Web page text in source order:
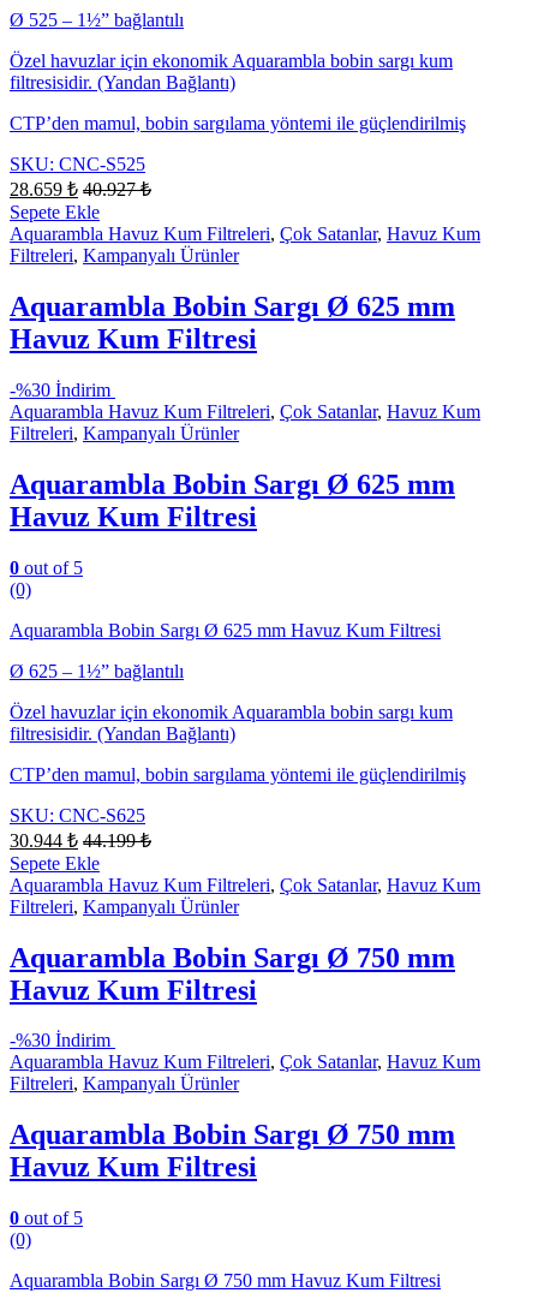
Ø 525 – 1½” bağlantılı
Özel havuzlar için ekonomik Aquarambla bobin sargı kum
filtresisidir. (Yandan Bağlantı)
CTP’den mamul, bobin sargılama yöntemi ile güçlendirilmiş
SKU: CNC-S525
28.659 ₺ 40.927₺
Sepete Ekle
Aquarambla Havuz Kum Filtreleri, Çok Satanlar, Havuz Kum
Filtreleri, Kampanyalı Ürünler
Aquarambla Bobin Sargı Ø 625 mm
Havuz Kum Filtresi
-%30 İndirim
Aquarambla Havuz Kum Filtreleri, Çok Satanlar, Havuz Kum
Filtreleri, Kampanyalı Ürünler
Aquarambla Bobin Sargı Ø 625 mm
Havuz Kum Filtresi
0 out of 5
(0)
Aquarambla Bobin Sargı Ø 625 mm Havuz Kum Filtresi
Ø 625 – 1½” bağlantılı
Özel havuzlar için ekonomik Aquarambla bobin sargı kum
filtresisidir. (Yandan Bağlantı)
CTP’den mamul, bobin sargılama yöntemi ile güçlendirilmiş
SKU: CNC-S625
30.944 ₺ 44.199₺
Sepete Ekle
Aquarambla Havuz Kum Filtreleri, Çok Satanlar, Havuz Kum
Filtreleri, Kampanyalı Ürünler
Aquarambla Bobin Sargı Ø 750 mm
Havuz Kum Filtresi
-%30 İndirim
Aquarambla Havuz Kum Filtreleri, Çok Satanlar, Havuz Kum
Filtreleri, Kampanyalı Ürünler
Aquarambla Bobin Sargı Ø 750 mm
Havuz Kum Filtresi
0 out of 5
(0)
Aquarambla Bobin Sargı Ø 750 mm Havuz Kum Filtresi